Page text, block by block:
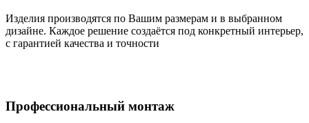
Изделия производятся по Вашим размерам и в выбранном
дизайне. Каждое решение создаётся под конкретный интерьер,
с гарантией качества и точности
Профессиональный монтаж